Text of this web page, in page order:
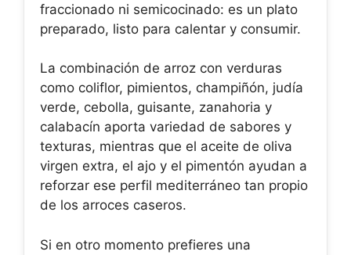
fraccionado ni semicocinado: es un plato
preparado, listo para calentar y consumir.
La combinación de arroz con verduras
como coliflor, pimientos, champiñón, judía
verde, cebolla, guisante, zanahoria y
calabacín aporta variedad de sabores y
texturas, mientras que el aceite de oliva
virgen extra, el ajo y el pimentón ayudan a
reforzar ese perfil mediterráneo tan propio
de los arroces caseros.
Si en otro momento prefieres una